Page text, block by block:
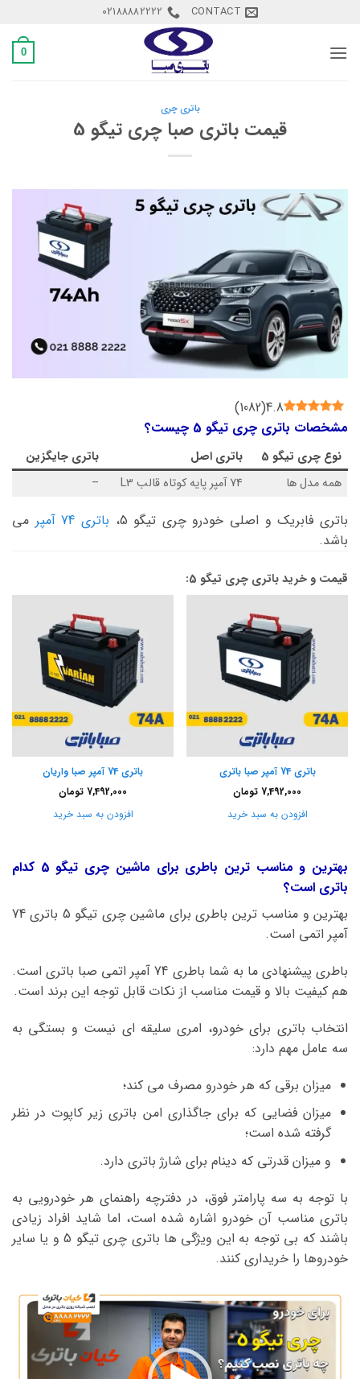
content
CONTACT
02188882222
0
باتری چری
قیمت باتری صبا چری تیگو 5
4.8
(
1082
)
مشخصات باتری چری تیگو 5 چیست؟
نوع چری تیگو 5 باتری اصل
باتری جایگزین
همه مدل ها
74 آمپر پایه کوتاه قالب L3 –
باتری فابریک و اصلی خودرو چری تیگو 5، باتری 74 آمپر
می
باشد.
قیمت و خرید باتری چری تیگو 5:
باتری 74 آمپر صبا باتری
7,492,000 تومان
افزودن به سبد خرید
باتری 74 آمپر صبا واریان
7,492,000 تومان
افزودن به سبد خرید
بهترین و مناسب ترین باطری برای ماشین چری تیگو 5 کدام
باتری است؟
بهترین و مناسب ترین باطری برای ماشین چری تیگو 5 باتری 74
آمپر اتمی است.
باطری پیشنهادی ما به شما باطری 74 آمپر اتمی صبا باتری است.
هم کیفیت بالا و قیمت مناسب از نکات قابل توجه این برند است.
انتخاب باتری برای خودرو، امری سلیقه ای نیست و بستگی به
سه عامل مهم دارد:
میزان برقی که هر خودرو مصرف می کند؛
میزان فضایی که برای جاگذاری امن باتری زیر کاپوت در نظر
گرفته شده است؛
و میزان قدرتی که دینام برای شارژ باتری دارد.
با توجه به سه پارامتر فوق، در دفترچه راهنمای هر خودرویی به
باتری مناسب آن خودرو اشاره شده است، اما شاید افراد زیادی
باشند که بی توجه به این ویژگی ها باتری چری تیگو 5 و یا سایر
خودروها را خریداری کنند.
نمایشگر
ویدیو